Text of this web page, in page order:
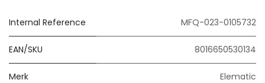
Internal Reference MFQ-023-0105732
EAN/SKU 8016650530134
Merk Elematic